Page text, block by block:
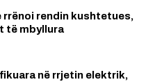
rrënoi rendin kushtetues,
të mbyllura
në rrjetin elektrik,